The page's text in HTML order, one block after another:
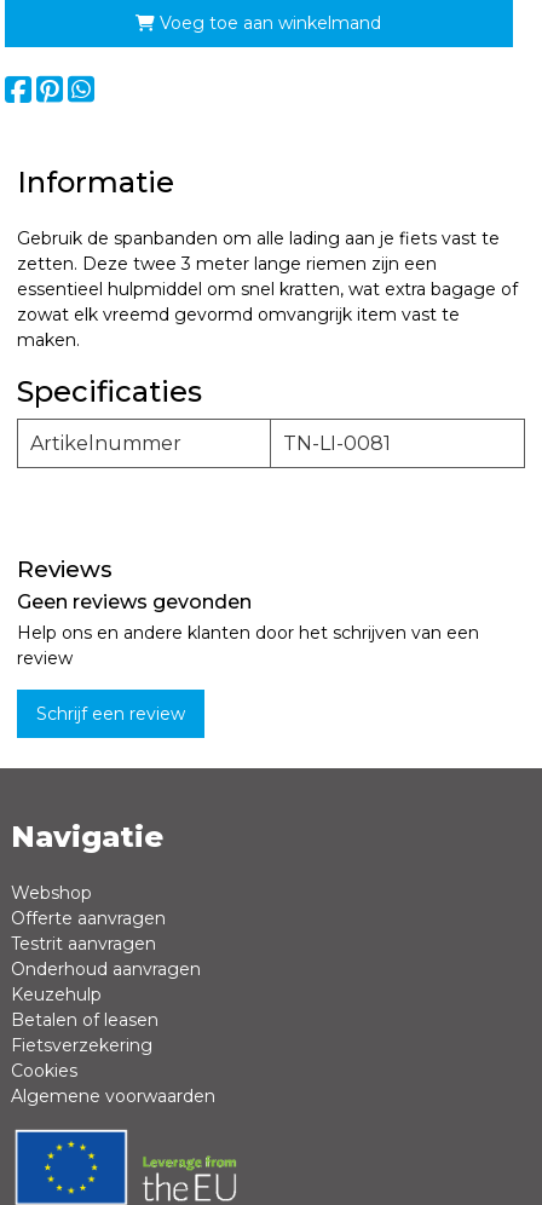
Voeg toe aan winkelmand
Informatie
Gebruik de spanbanden om alle lading aan je fiets vast te
zetten. Deze twee 3 meter lange riemen zijn een
essentieel hulpmiddel om snel kratten, wat extra bagage of
zowat elk vreemd gevormd omvangrijk item vast te
maken.
Specificaties
Artikelnummer TN-LI-0081
Reviews
Geen reviews gevonden
Help ons en andere klanten door het schrijven van een
review
Schrijf een review
Naam *
Review *
Positieve punten
Navigatie
Webshop
Offerte aanvragen
Testrit aanvragen
Onderhoud aanvragen
Keuzehulp
Betalen of leasen
Fietsverzekering
Cookies
Algemene voorwaarden